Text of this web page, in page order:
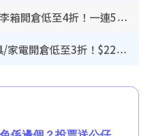
開倉優惠｜尖沙咀名牌行李箱開倉低至4折！一連5日 American Tourister/ace./Hallmark $200起！
廚具開倉｜特福Tefal廚具/家電開倉低至3折！$220起買平底鍋/炒鑊/湯煲！電飯煲/吸塵機/燙斗$418起